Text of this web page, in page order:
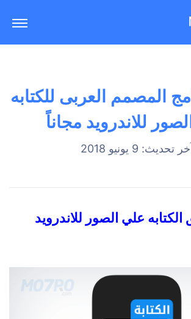
المصمم العربى للكتابه
للاندرويد مجاناً
تحديث: 9 يونيو 2018
علي الصور للاندرويد